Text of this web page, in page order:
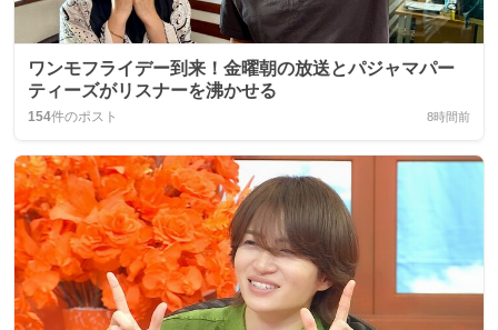
ワンモフライデー到来！金曜朝の放送とパジャマパー
ティーズがリスナーを沸かせる
154件のポスト 8時間前